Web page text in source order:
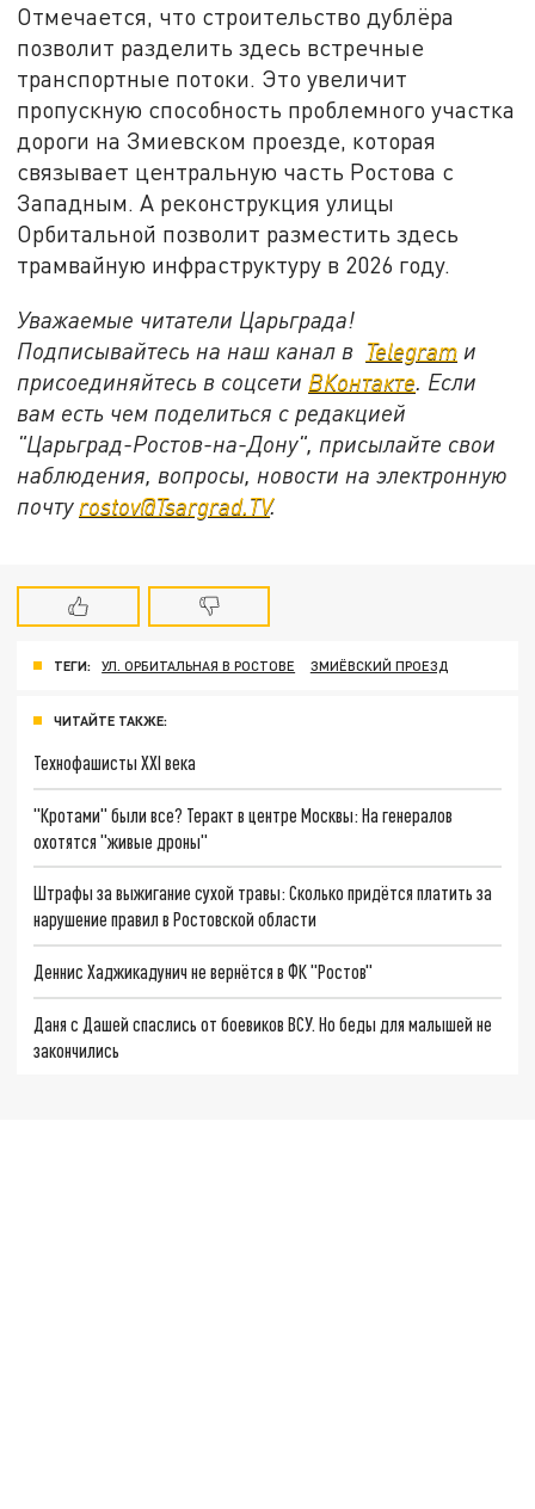
Отмечается, что строительство дублёра
позволит разделить здесь встречные
транспортные потоки. Это увеличит
пропускную способность проблемного участка
дороги на Змиевском проезде, которая
связывает центральную часть Ростова с
Западным. А реконструкция улицы
Орбитальной позволит разместить здесь
трамвайную инфраструктуру в 2026 году.
Уважаемые читатели Царьграда!
Подписывайтесь на наш канал в Telegram и
присоединяйтесь в соцсети ВКонтакте . Если
вам есть чем поделиться с редакцией
"Царьград-Ростов-на-Дону", присылайте свои
наблюдения, вопросы, новости на электронную
почту rostov@Tsargrad.ТV.
ТЕГИ: УЛ. ОРБИТАЛЬНАЯ В РОСТОВЕ ЗМИЁВСКИЙ ПРОЕЗД
ЧИТАЙТЕ ТАКЖЕ:
Технофашисты XXI века
"Кротами" были все? Теракт в центре Москвы: На генералов
охотятся "живые дроны"
Штрафы за выжигание сухой травы: Сколько придётся платить за
нарушение правил в Ростовской области
Деннис Хаджикадунич не вернётся в ФК "Ростов"
Даня с Дашей спаслись от боевиков ВСУ. Но беды для малышей не
закончились